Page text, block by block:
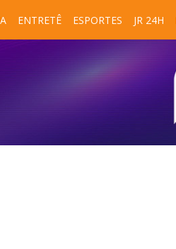
ENTRETÊ ESPORTES JR 24H